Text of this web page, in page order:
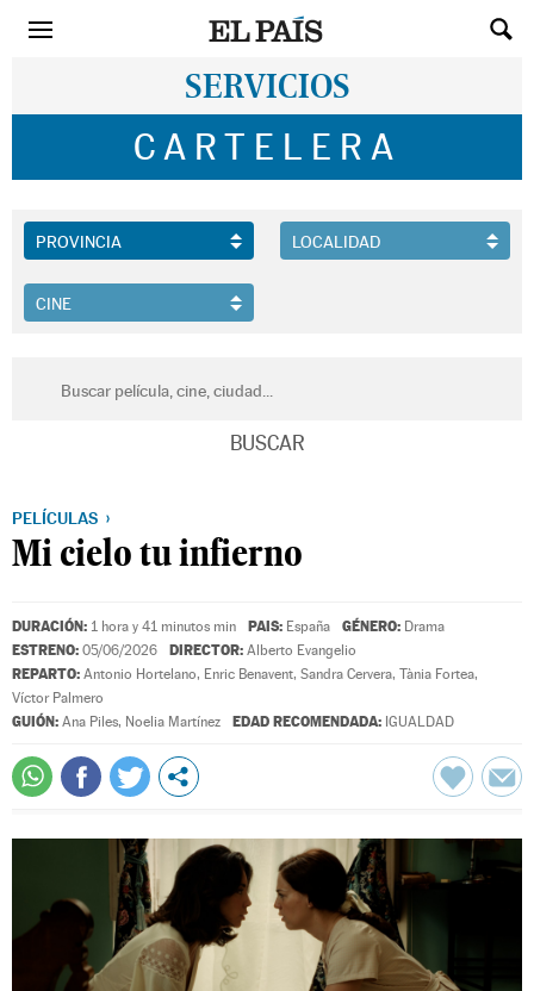
SERVICIOS
CARTELERA
PELÍCULAS
Mi cielo tu infierno
DURACIÓN: 1 hora y 41 minutos min PAIS: España GÉNERO: Drama
ESTRENO: 05/06/2026 DIRECTOR: Alberto Evangelio
REPARTO: Antonio Hortelano, Enric Benavent, Sandra Cervera, Tània Fortea,
Víctor Palmero
GUIÓN: Ana Piles, Noelia Martínez EDAD RECOMENDADA: IGUALDAD